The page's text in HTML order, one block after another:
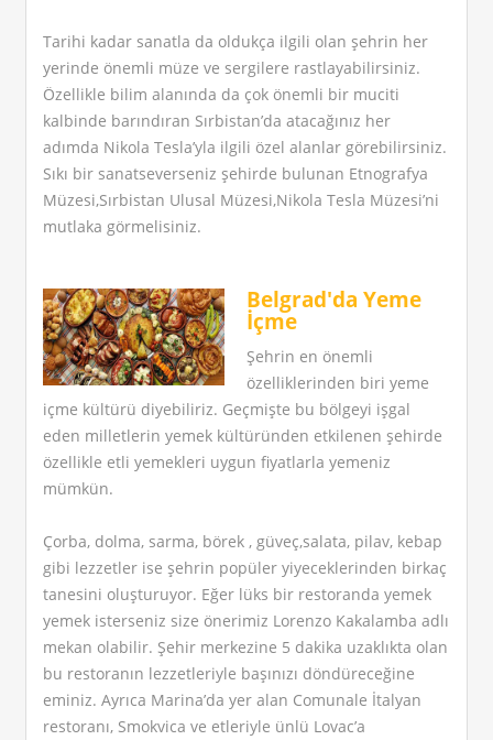
Tarihi kadar sanatla da oldukça ilgili olan şehrin her
yerinde önemli müze ve sergilere rastlayabilirsiniz.
Özellikle bilim alanında da çok önemli bir muciti
kalbinde barındıran Sırbistan’da atacağınız her
adımda Nikola Tesla’yla ilgili özel alanlar görebilirsiniz.
Sıkı bir sanatseverseniz şehirde bulunan Etnografya
Müzesi,Sırbistan Ulusal Müzesi,Nikola Tesla Müzesi’ni
mutlaka görmelisiniz.
Belgrad'da Yeme
İçme
Şehrin en önemli
özelliklerinden biri yeme
içme kültürü diyebiliriz. Geçmişte bu bölgeyi işgal
eden milletlerin yemek kültüründen etkilenen şehirde
özellikle etli yemekleri uygun fiyatlarla yemeniz
mümkün.
Çorba, dolma, sarma, börek , güveç,salata, pilav, kebap
gibi lezzetler ise şehrin popüler yiyeceklerinden birkaç
tanesini oluşturuyor. Eğer lüks bir restoranda yemek
yemek isterseniz size önerimiz Lorenzo Kakalamba adlı
mekan olabilir. Şehir merkezine 5 dakika uzaklıkta olan
bu restoranın lezzetleriyle başınızı döndüreceğine
eminiz. Ayrıca Marina’da yer alan Comunale İtalyan
restoranı, Smokvica ve etleriyle ünlü Lovac’a